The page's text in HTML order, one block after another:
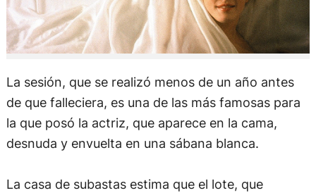
La sesión, que se realizó menos de un año antes
de que falleciera, es una de las más famosas para
la que posó la actriz, que aparece en la cama,
desnuda y envuelta en una sábana blanca.
La casa de subastas estima que el lote, que